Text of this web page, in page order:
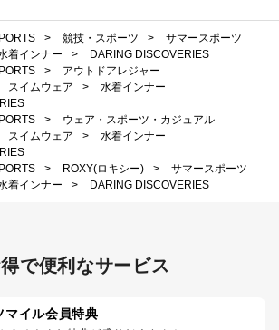
> 競技・スポーツ >
サマースポーツ
着インナー >
DARING DISCOVERIES
>
アウトドアレジャー
スイムウェア >
水着インナー
>
ウェア・スポーツ・カジュアル
スイムウェア >
水着インナー
> ROXY(ロキシー) >
サマースポーツ
着インナー > DARING DISCOVERIES
で便利なサービス
マイル会員特典